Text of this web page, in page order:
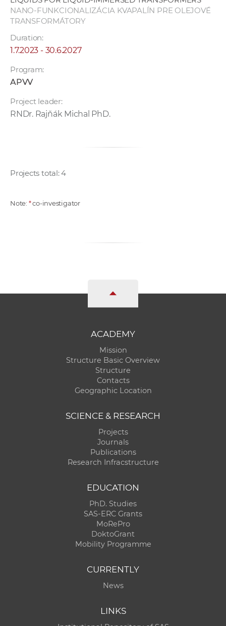
NANO-FUNKCIONALIZÁCIA KVAPALÍN PRE OLEJOVÉ
TRANSFORMÁTORY
Duration:
1.7.2023 - 30.6.2027
Program:
APVV
Project leader:
RNDr. Rajňák Michal PhD.
Projects total: 4
Note: *co-investigator
ACADEMY
Mission
Structure Basic Overview
Structure
Contacts
Geographic Location
SCIENCE & RESEARCH
Projects
Journals
Publications
Research Infracstructure
EDUCATION
PhD. Studies
SAS-ERC Grants
MoRePro
DoktoGrant
Mobility Programme
CURRENTLY
News
LINKS